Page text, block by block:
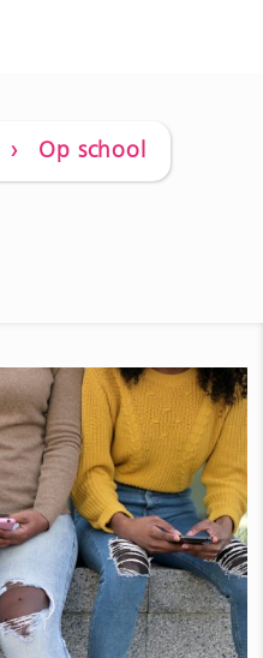
› Op school